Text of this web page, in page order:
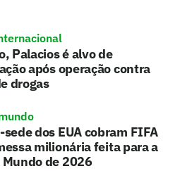
Palacios é alvo de
após operação contra
drogas
dos EUA cobram FIFA
milionária feita para a
Mundo de 2026